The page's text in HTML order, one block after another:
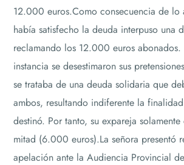
12.000 euros.Como consecuencia de lo
había satisfecho la deuda interpuso una
reclamando los 12.000 euros abonados.
instancia se desestimaron sus
se trataba de una deuda solidaria que
ambos, resultando indiferente la
destinó. Por tanto, su expareja
mitad (6.000 euros).La señora presentó
apelación ante la Audiencia Provincial